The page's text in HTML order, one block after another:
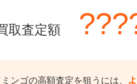
取査定額
ミンゴの高額査定を狙うには、